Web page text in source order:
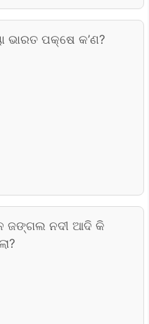
ଭାରତ ପକ୍ଷେ କ’ଣ?
ଜଙ୍ଗଲ ନଦୀ ଆଦି କି